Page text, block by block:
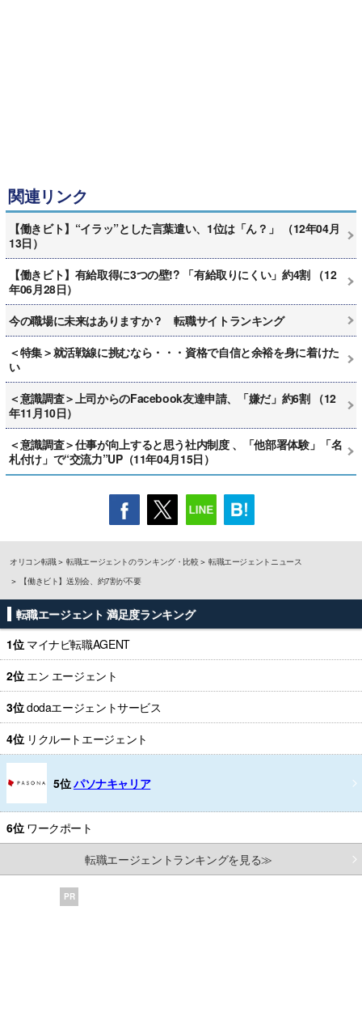
関連リンク
【働きビト】“イラッ”とした言葉遣い、1位は「ん？」 （12年04月
13日）
【働きビト】有給取得に3つの壁!? 「有給取りにくい」約4割 （12
年06月28日）
今の職場に未来はありますか？ 転職サイトランキング
＜特集＞就活戦線に挑むなら・・・資格で自信と余裕を身に着けた
い
＜意識調査＞上司からのFacebook友達申請、「嫌だ」約6割 （12
年11月10日）
＜意識調査＞仕事が向上すると思う社内制度 、「他部署体験」「名
札付け」で“交流力”UP（11年04月15日）
オリコン転職 転職エージェントのランキング・比較
転職エージェントニュース
【働きビト】送別会、約7割が不要
転職エージェント 満足度ランキング
1位 マイナビ転職AGENT
2位 エン エージェント
3位dodaエージェントサービス
4位 リクルートエージェント
5位パソナキャリア
6位 ワークポート
転職エージェントランキングを見る≫
PR